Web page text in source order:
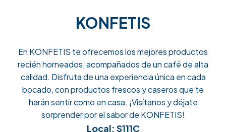
KONFETIS
En KONFETIS te ofrecemos los mejores productos
recién horneados, acompañados de un café de alta
calidad. Disfruta de una experiencia única en cada
bocado, con productos frescos y caseros que te
harán sentir como en casa. ¡Visítanos y déjate
sorprender por el sabor de KONFETIS!
Local: S111C